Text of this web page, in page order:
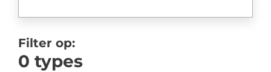
Filter op:
0 types